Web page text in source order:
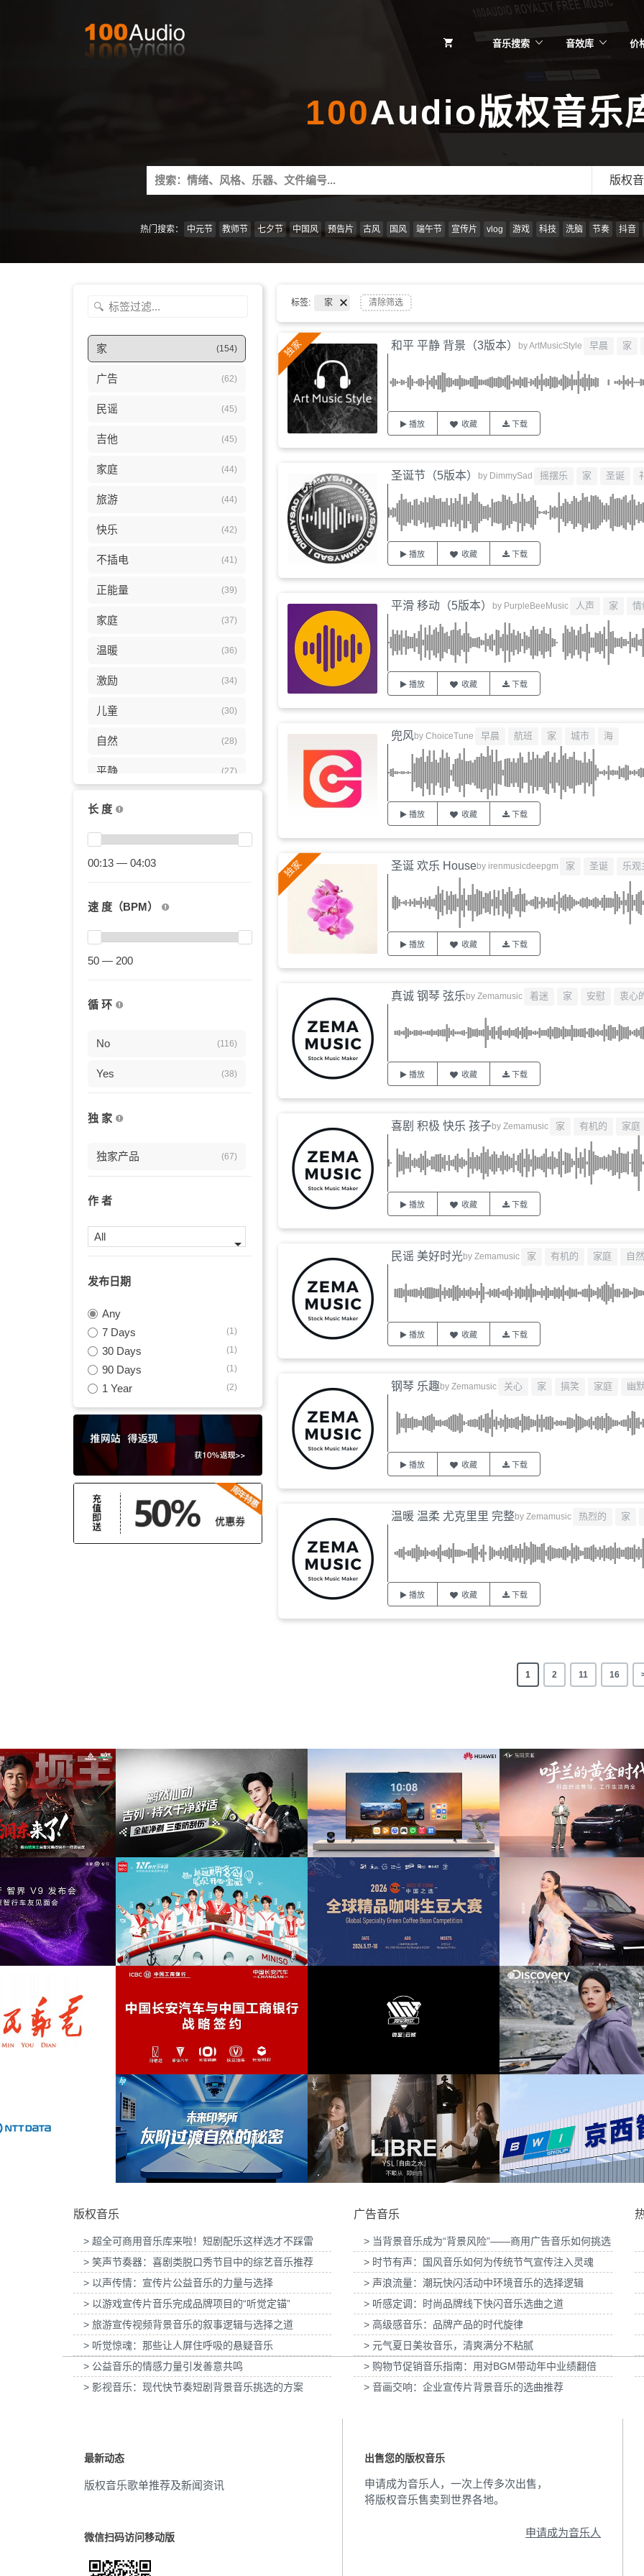
音乐搜索 音效库 价
100Audio版权音乐
Search
for:
版权
热门搜索： 中元节 教师节 七夕节 中国风 预告片 古风 国风 端午节 宣传片 vlog 游戏 科技 洗脑 节奏 抖音
家 (154)
广告 (62)
民谣 (45)
吉他 (45)
家庭 (44)
旅游 (44)
快乐 (42)
不插电 (41)
正能量 (39)
家庭 (37)
温暖 (36)
激励 (34)
儿童 (30)
自然 (28)
平静 (27)
唯美
明亮
希望
氛围
夏天 (20)
纪录片 (19)
生活 (19)
背景
商业 (18)
婚礼
影视
柔和 (17)
温和 (16)
轻盈 (16)
励志 (16)
振奋 (16)
欢快 (15)
圣诞 (15)
假日 (13)
宣传片 (13)
抒情 (13)
尤克里里 (13)
(12)
(12)
煽情
(12)
(11)
活力 (11)
清新
安慰
度假 (9)
灵感 (9)
旅途 (9)
孩童 (9)
新年 (9)
氛围音乐
乡村
长 度
00:13 — 04:03
速 度（BPM）
50 — 200
循 环
No (116)
Yes (38)
独 家
独家产品 (67)
作 者
All
发布日期
Any
7 Days
(1)
30 Days (1)
90 Days (1)
1 Year (2)
标签: 家 清除筛选
和平 平静 背景（3版本） byArtMusicStyle 早晨 家
播放 收藏 下载
圣诞节（5版本） by DimmySad 摇摆乐 家 圣诞
播放 收藏 下载
平滑 移动（5版本） by PurpleBeeMusic 人声 家 情
播放 收藏 下载
兜风by ChoiceTune 早晨 航班 家 城市 海
播放 收藏 下载
圣诞 欢乐 Houseby irenmusicdeepgm 家 圣诞 乐观
播放 收藏 下载
真诚 钢琴 弦乐by Zemamusic 着迷 家 安慰 衷心
播放 收藏 下载
喜剧 积极 快乐 孩子by Zemamusic 家 有机的 家庭
播放 收藏 下载
民谣 美好时光by Zemamusic 家 有机的 家庭 自然
播放 收藏 下载
钢琴 乐趣by Zemamusic 关心 家 搞笑 家庭 幽
播放 收藏 下载
温暖 温柔 尤克里里 完整by Zemamusic 热烈的 家
播放 收藏 下载
1 2 11 16
列品牌GLT X AUDI联名活动提供音乐版
权
为华为智慧屏Mate TV鸿蒙智家发布会提供音
乐版权
为东风奕派M8上市发布会项目提供音乐版权 为中汇人寿三周年
FRIENDS华熙LIVE·五棵松店开业
为2026“中国之选”全球精品咖啡生豆大赛提供
音乐版权
为岚图泰山X8上市发布会互动项目提供音乐
为华为中国行2026
长安汽车与工商银行战略签约事件传播
为微至航空科技公司产品宣传项目提供音乐版
权
为Discovery expedition北京店铺活动提供音
乐版权
为新希望乳业唐钱婷
打印：灰阶过渡自然的秘密提供音乐版
为欧莱雅-YSL LIBRE「自由之水」妇女节宣
传项目提供音乐版权
为张家口京西智行科技BWI媒体3D动画科普
项目提供音乐版权
为伊利宫酪中规格奶
版权音乐
> 超全可商用音乐库来啦！短剧配乐这样选才不踩雷
> 笑声节奏器：喜剧类脱口秀节目中的综艺音乐推荐
> 以声传情：宣传片公益音乐的力量与选择
> 以游戏宣传片音乐完成品牌项目的“听觉定锚”
> 旅游宣传视频背景音乐的叙事逻辑与选择之道
> 听觉惊魂：那些让人屏住呼吸的悬疑音乐
> 公益音乐的情感力量引发善意共鸣
> 影视音乐：现代快节奏短剧背景音乐挑选的方案
广告音乐
> 当背景音乐成为“背景风险”——商用广告音乐如何挑选
> 时节有声：国风音乐如何为传统节气宣传注入灵魂
> 声浪流量：潮玩快闪活动中环境音乐的选择逻辑
> 听感定调：时尚品牌线下快闪音乐选曲之道
> 高级感音乐：品牌产品的时代旋律
> 元气夏日美妆音乐，清爽满分不粘腻
> 购物节促销音乐指南：用对BGM带动年中业绩翻倍
> 音画交响：企业宣传片背景音乐的选曲推荐
最新动态
版权音乐歌单推荐及新闻资讯
微信扫码访问移动版
出售您的版权音乐
申请成为音乐人，一次上传多次出售，
将版权音乐售卖到世界各地。
申请成为音乐人